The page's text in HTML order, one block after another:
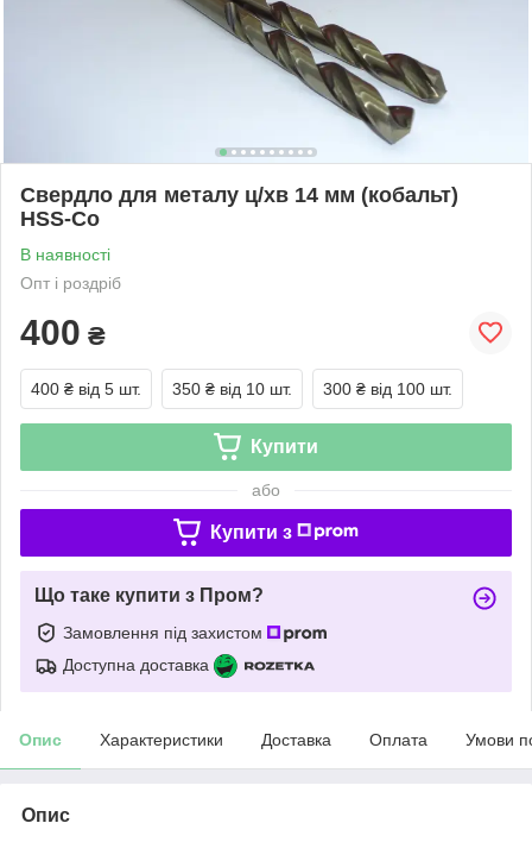
Свердло для металу ц/хв 14 мм (кобальт)
HSS-Co
В наявності
Опт і роздріб
400 ₴
400 ₴ від 5 шт. 350 ₴ від 10 шт. 300 ₴ від 100 шт.
Купити
або
Купити з
Що таке купити з Пром?
Замовлення під захистом
Доступна доставка
Опис Характеристики Доставка Оплата Умови
Опис